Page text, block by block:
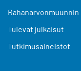
Rahanarvonmuunnin
Tulevat julkaisut
Tutkimusaineistot